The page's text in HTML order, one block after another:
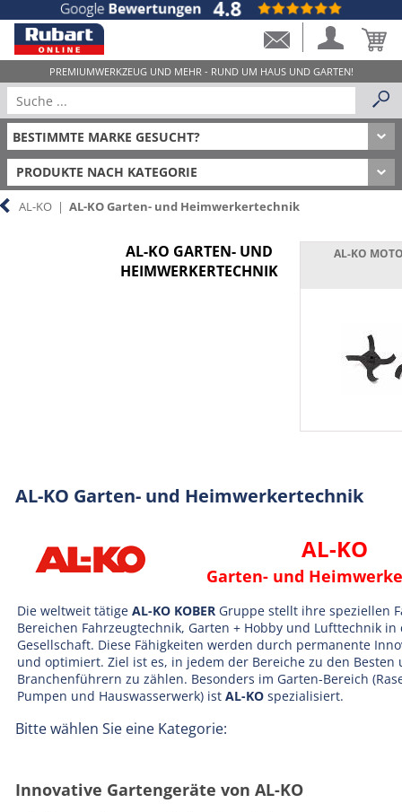
PRODUKTE NACH KATEGORIE
AL-KO |AL-KO Garten- und Heimwerkertechnik
AL-KO GARTEN- UND
HEIMWERKERTECHNIK
AL-KO
AL-KO Garten- und Heimwerkertechnik
AL-KO
Garten- und
Die weltweit tätige AL-KO KOBER Gruppe stellt ihre speziellen
Bereichen Fahrzeugtechnik, Garten + Hobby und Lufttechnik
Gesellschaft. Diese Fähigkeiten werden durch permanente
und optimiert. Ziel ist es, in jedem der Bereiche zu den Besten
Branchenführern zu zählen. Besonders im Garten-Bereich
Pumpen und Hauswasserwerk) ist AL-KO spezialisiert.
Bitte wählen Sie eine Kategorie:
Innovative Gartengeräte von AL-KO